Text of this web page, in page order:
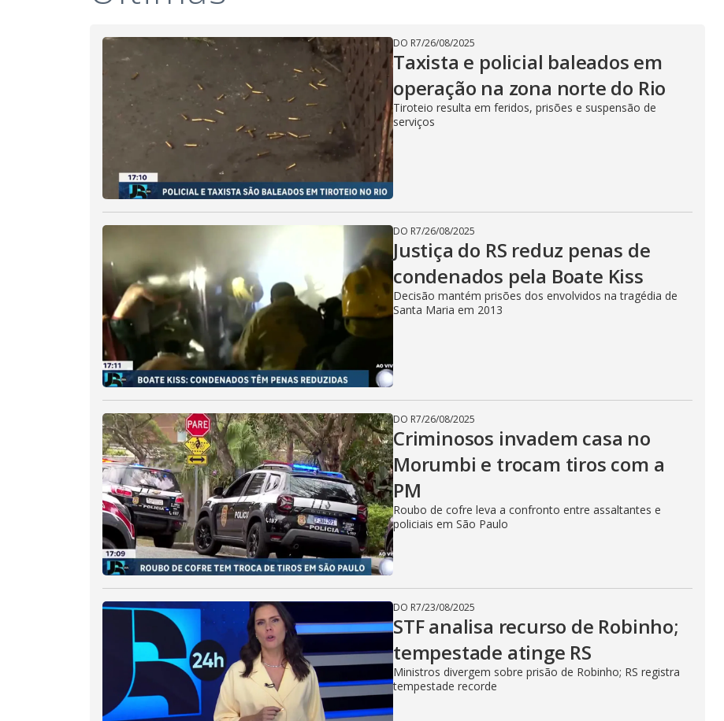
V
i
d
e
o
DO R7/26/08/2025
Taxista e policial baleados em
operação na zona norte do Rio
Tiroteio resulta em feridos, prisões e suspensão de
serviços
DO R7/26/08/2025
Justiça do RS reduz penas de
condenados pela Boate Kiss
Decisão mantém prisões dos envolvidos na tragédia de
Santa Maria em 2013
DO R7/26/08/2025
Criminosos invadem casa no
Morumbi e trocam tiros com a
PM
Roubo de cofre leva a confronto entre assaltantes e
policiais em São Paulo
DO R7/23/08/2025
STF analisa recurso de Robinho;
tempestade atinge RS
Ministros divergem sobre prisão de Robinho; RS registra
tempestade recorde